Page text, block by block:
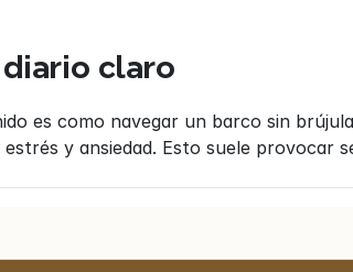
diario claro
es como navegar un barco sin
y ansiedad. Esto suele provocar